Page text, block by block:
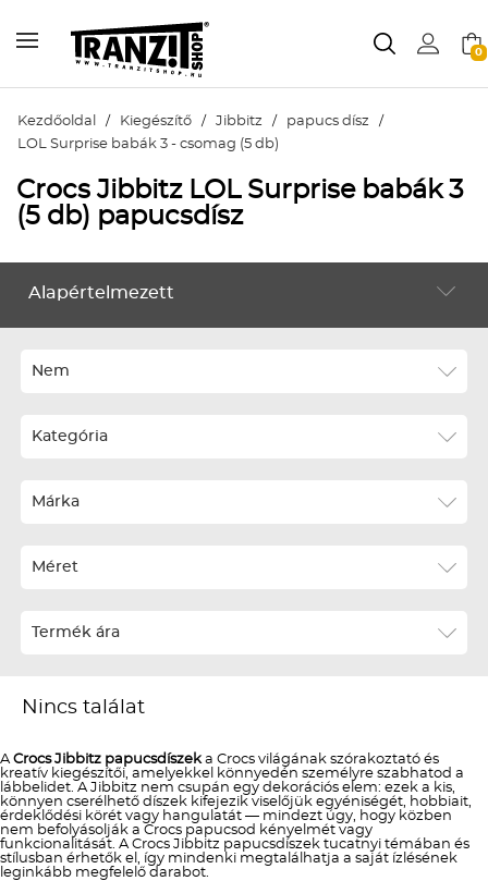
0
Kezdőoldal / Kiegészítő / Jibbitz / papucs dísz /
LOL Surprise babák 3 - csomag (5 db)
Crocs Jibbitz LOL Surprise babák 3
(5 db) papucsdísz
KIEGÉSZÍTŐ
Alapértelmezett
Alapértelmezett
Legújabbak
Ár szerint növekvő
Téli termékek előre ár szerint növekvő
Nem
Kategória
Márka
Méret
Termék ára
Nincs találat
ACrocs Jibbitz papucsdíszeka Crocs világának szórakoztató és
kreatív kiegészítői, amelyekkel könnyedén személyre szabhatod a
lábbelidet. A Jibbitz nem csupán egy dekorációs elem: ezek a kis,
könnyen cserélhető díszek kifejezik viselőjük egyéniségét, hobbiait,
érdeklődési körét vagy hangulatát — mindezt úgy, hogy közben
nem befolyásolják a Crocs papucsod kényelmét vagy
funkcionalitását. A Crocs Jibbitz papucsdíszek tucatnyi témában és
stílusban érhetők el, így mindenki megtalálhatja a saját ízlésének
leginkább megfelelő darabot.